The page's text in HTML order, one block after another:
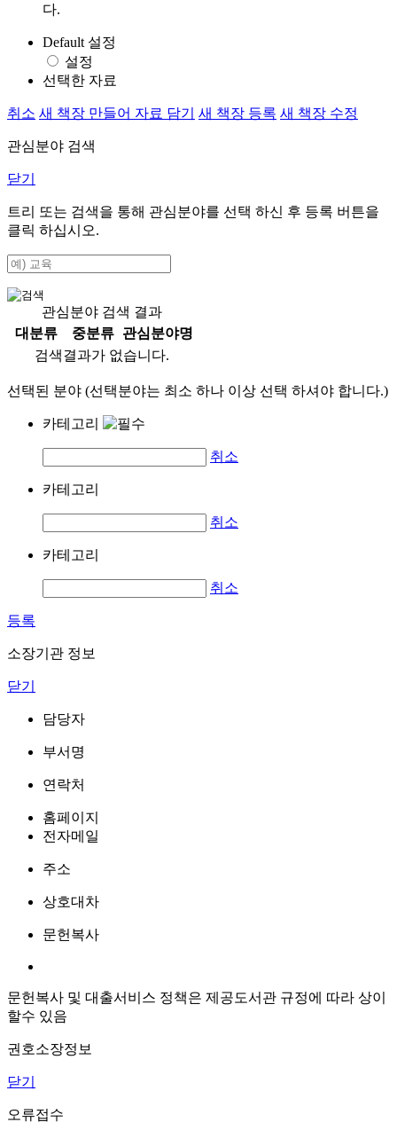
다.
Default 설정
설정
선택한 자료
취소 새 책장 만들어 자료 담기 새 책장 등록 새 책장 수정
관심분야 검색
닫기
트리 또는 검색을 통해 관심분야를 선택 하신 후 등록 버튼을
클릭 하십시오.
관심분야 검색 결과
대분류
중분류
관심분야명
검색결과가 없습니다.
선택된 분야 (선택분야는 최소 하나 이상 선택 하셔야 합니다.)
카테고리
취소
카테고리
취소
카테고리
취소
등록
소장기관 정보
닫기
담당자
부서명
연락처
홈페이지
전자메일
주소
상호대차
문헌복사
문헌복사 및 대출서비스 정책은 제공도서관 규정에 따라 상이
할수 있음
권호소장정보
닫기
오류접수